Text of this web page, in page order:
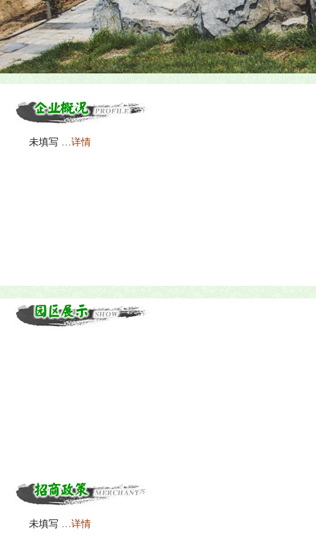
未填写 …详情
未填写 …详情